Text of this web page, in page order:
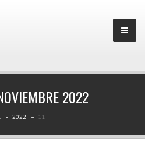
2022
2022 11